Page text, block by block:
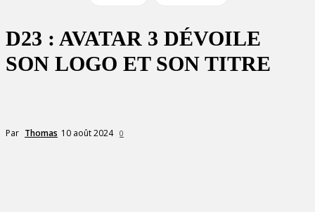
D23 : AVATAR 3 DÉVOILE
SON LOGO ET SON TITRE
Par Thomas 10 août 2024 0